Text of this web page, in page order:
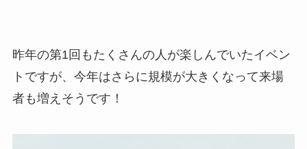
昨年の第1回もたくさんの人が楽しんでいたイベン
トですが、今年はさらに規模が大きくなって来場
者も増えそうです！